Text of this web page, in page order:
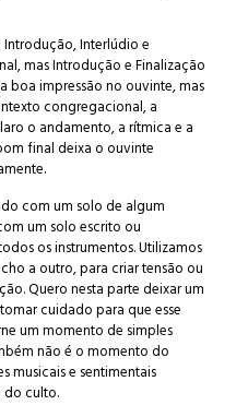
Interlúdio e
mas Introdução e Finalização
boa impressão no ouvinte, mas
congregacional, a
o andamento, a rítmica e a
final deixa o ouvinte
com um solo de algum
um solo escrito ou
os instrumentos. Utilizamos
a outro, para criar tensão ou
Quero nesta parte deixar um
cuidado para que esse
um momento de simples
não é o momento do
musicais e sentimentais
culto.